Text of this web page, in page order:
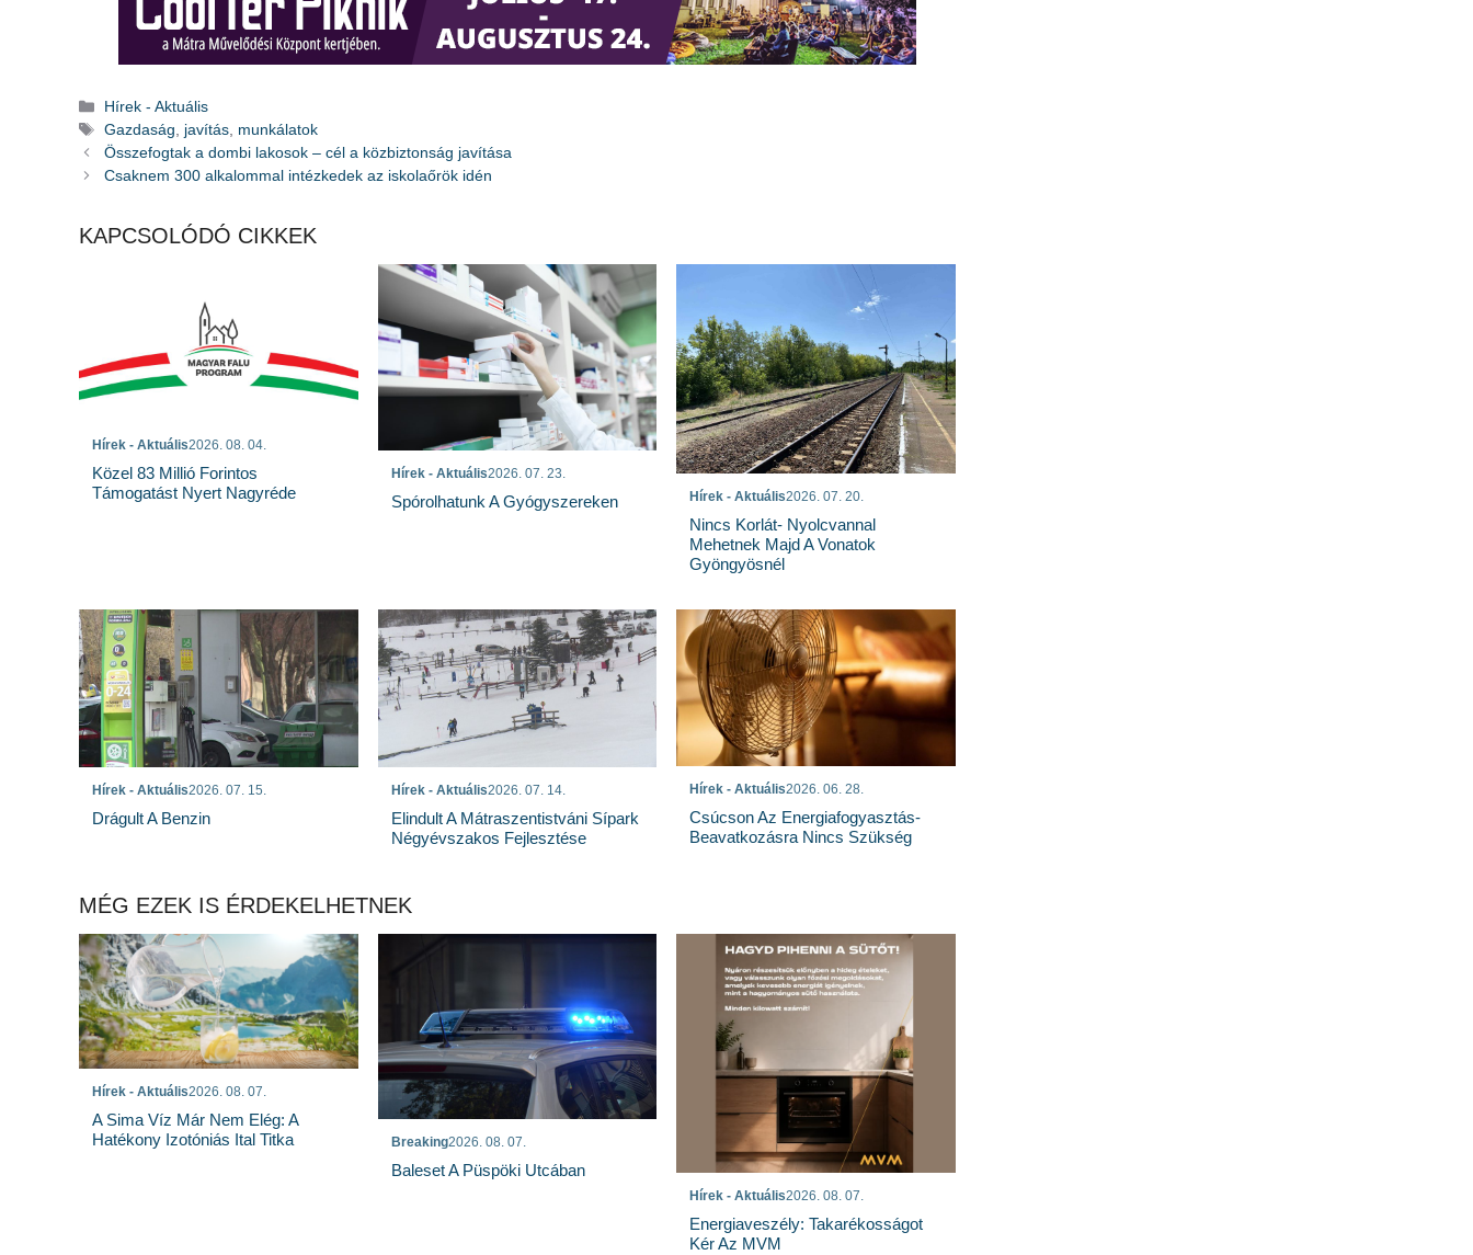
Kategória
Hírek - Aktuális
Címkék
Gazdaság, javítás, munkálatok
Összefogtak a dombi lakosok – cél a közbiztonság javítása
Csaknem 300 alkalommal intézkedek az iskolaőrök idén
KAPCSOLÓDÓ CIKKEK
Hírek - Aktuális2026. 08. 04.
Közel 83 Millió Forintos
Támogatást Nyert Nagyréde
Hírek - Aktuális2026. 07. 23.
Spórolhatunk A Gyógyszereken Hírek - Aktuális2026. 07. 20.
Nincs Korlát- Nyolcvannal
Mehetnek Majd A Vonatok
Gyöngyösnél
Hírek - Aktuális2026. 07. 15.
Drágult A Benzin
Hírek - Aktuális2026. 07. 14.
Elindult A Mátraszentistváni Sípark
Négyévszakos Fejlesztése
Hírek - Aktuális2026. 06. 28.
Csúcson Az Energiafogyasztás-
Beavatkozásra Nincs Szükség
MÉG EZEK IS ÉRDEKELHETNEK
Hírek - Aktuális2026. 08. 07.
A Sima Víz Már Nem Elég: A
Hatékony Izotóniás Ital Titka
Breaking2026. 08. 07.
Baleset A Püspöki Utcában
Hírek - Aktuális2026. 08. 07.
Energiaveszély: Takarékosságot
Kér Az MVM